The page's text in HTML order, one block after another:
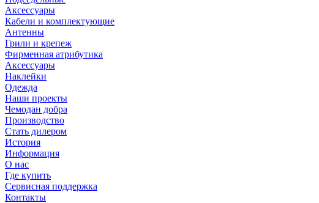
Аксессуары
Кабели и комплектующие
Антенны
Грили и крепеж
Фирменная атрибутика
Аксессуары
Наклейки
Одежда
Наши проекты
Чемодан добра
Производство
Стать дилером
История
Информация
О нас
Где купить
Сервисная поддержка
Контакты